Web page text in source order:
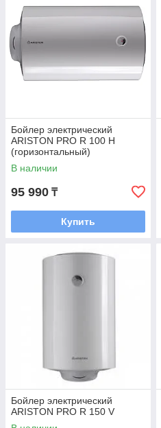
Бойлер электрический
ARISTON PRO R 100 Н
(горизонтальный)
В наличии
95 990 ₸
Купить
Бойлер электрический
ARISTON PRO R 150 V